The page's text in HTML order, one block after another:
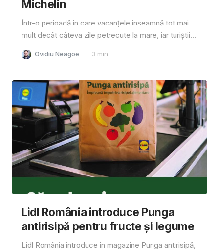
Michelin
Într-o perioadă în care vacanțele înseamnă tot mai
mult decât câteva zile petrecute la mare, iar turiștii...
Ovidiu Neagoe 3 min
Lidl România introduce Punga
antirisipă pentru fructe și legume
Lidl România introduce în magazine Punga antirisipă,